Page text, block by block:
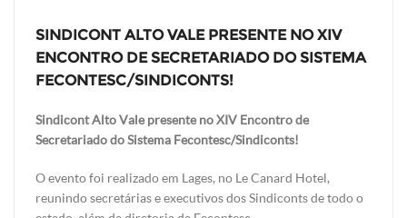
SINDICONT ALTO VALE PRESENTE NO XIV
ENCONTRO DE SECRETARIADO DO SISTEMA
FECONTESC/SINDICONTS!
Sindicont Alto Vale presente no XIV Encontro de
Secretariado do Sistema Fecontesc/Sindiconts!
O evento foi realizado em Lages, no Le Canard Hotel,
reunindo secretárias e executivos dos Sindiconts de todo o